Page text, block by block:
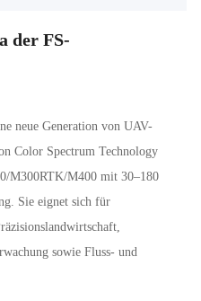
der FS-
neue Generation von UAV-
Color Spectrum Technology
M300RTK/M400 mit 30–180
Sie eignet sich für
sowie Fluss- und